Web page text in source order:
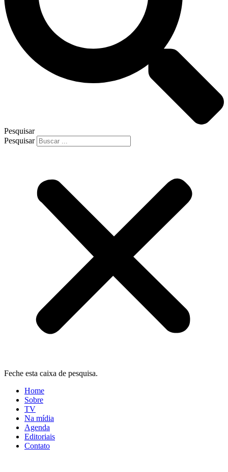
Pesquisar
Pesquisar
Feche esta caixa de pesquisa.
Home
Sobre
TV
Na mídia
Agenda
Editoriais
Contato